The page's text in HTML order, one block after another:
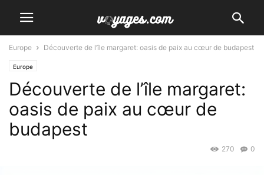
Europe Découverte de l’île margaret: oasis de paix au cœur de budapest
Europe
Découverte de l’île margaret:
oasis de paix au cœur de
budapest
0
270